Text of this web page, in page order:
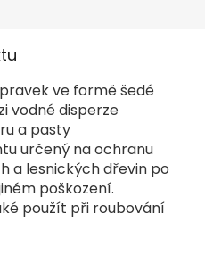
ve formě šedé
vodné disperze
a pasty
určený na ochranu
a lesnických dřevin po
poškození.
použít při roubování